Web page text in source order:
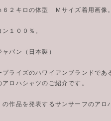
６２キロの体型 Ｍサイズ着用画像。
１００％。
パン（日本製）
プライズのハワイアンブランドであ
ロハシャツのご紹介です。
作品を発表するサンサーフのアロ